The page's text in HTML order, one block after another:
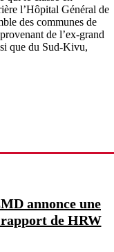
l’Hôpital Général de
des communes de
de l’ex-grand
que du Sud-Kivu,
annonce une
de HRW